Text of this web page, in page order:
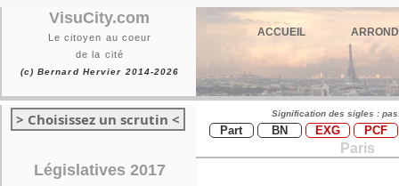
VisuCity.com
Le citoyen au coeur
de la cité
(c) Bernard Hervier 2014-2026
ACCUEIL
> Choisissez un scrutin <
Législatives 2017
Signification des sigles :
Part BN EXG PCF
Paris